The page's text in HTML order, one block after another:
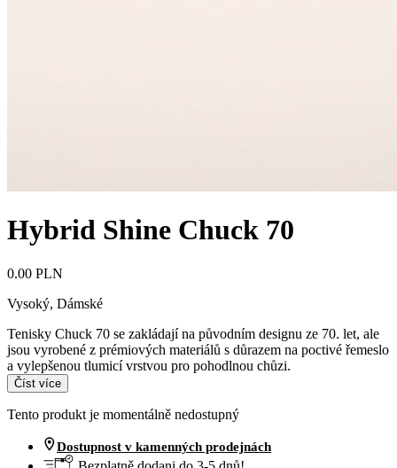
Hybrid Shine Chuck 70
0.00 PLN
Vysoký, Dámské
Tenisky Chuck 70 se zakládají na původním designu ze 70. let, ale
jsou vyrobené z prémiových materiálů s důrazem na poctivé řemeslo
a vylepšenou tlumicí vrstvou pro pohodlnou chůzi.
Číst více
Tento produkt je momentálně nedostupný
Dostupnost v kamenných prodejnách